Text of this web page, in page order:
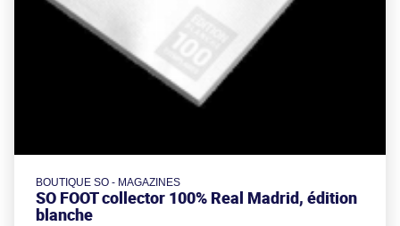
BOUTIQUE SO - MAGAZINES
SO FOOT collector 100% Real Madrid, édition
blanche